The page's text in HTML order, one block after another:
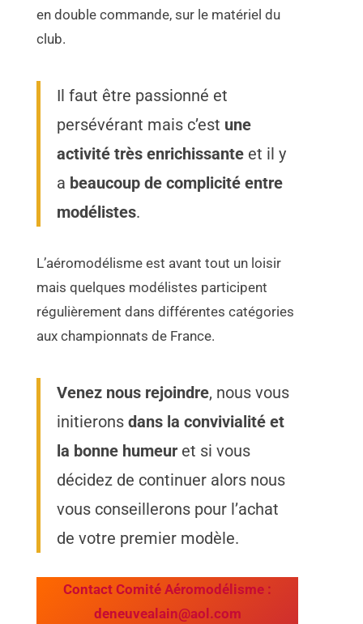
en double commande, sur le matériel du
club.
Il faut être passionné et
persévérant mais c’est une
activité très enrichissante et il y
a beaucoup de complicité entre
modélistes.
L’aéromodélisme est avant tout un loisir
mais quelques modélistes participent
régulièrement dans différentes catégories
aux championnats de France.
Venez nous rejoindre, nous vous
initieronsdans la convivialité et
la bonne humeur et si vous
décidez de continuer alors nous
vous conseillerons pour l’achat
de votre premier modèle.
Contact Comité Aéromodélisme :
deneuvealain@aol.com